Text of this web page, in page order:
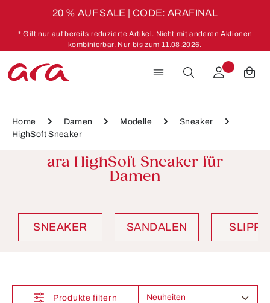
20 % AUF SALE | CODE: ARAFINAL
* Gilt nur auf bereits reduzierte Artikel. Nicht mit anderen Aktionen
kombinierbar. Nur bis zum 11.08.2026.
Home Damen Modelle
Sneaker
HighSoft Sneaker
ara HighSoft Sneaker für
Damen
SNEAKER SANDALEN
Produkte filtern